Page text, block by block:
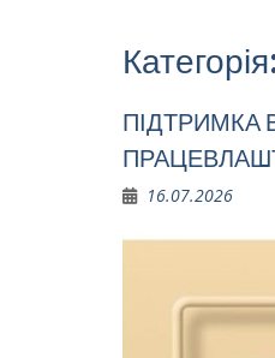
Категорія:
ПІДТРИМКА
16.07.2026